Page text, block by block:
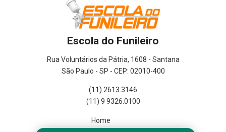
Escola do Funileiro
Rua Voluntários da Pátria, 1608 - Santana
São Paulo - SP - CEP: 02010-400
(11) 2613.3146
(11) 9 9326.0100
Home